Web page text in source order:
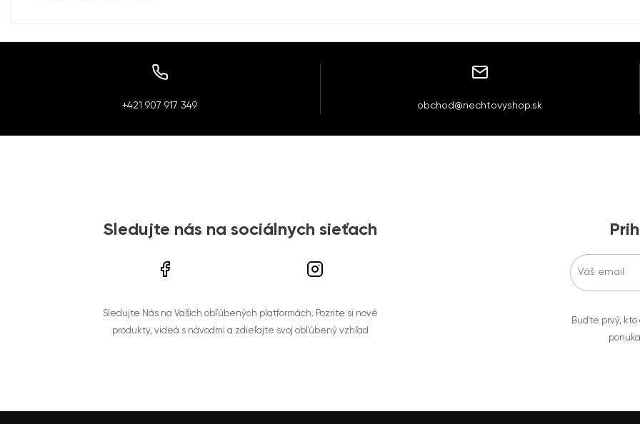
+421 907 917 349 obchod@nechtovyshop.sk
Sledujte nás na sociálnych sieťach
Sledujte Nás na Vašich obľúbených platformách. Pozrite si nové
produkty, videá s návodmi a zdieľajte svoj obľúbený vzhľad
Buďte prvý,